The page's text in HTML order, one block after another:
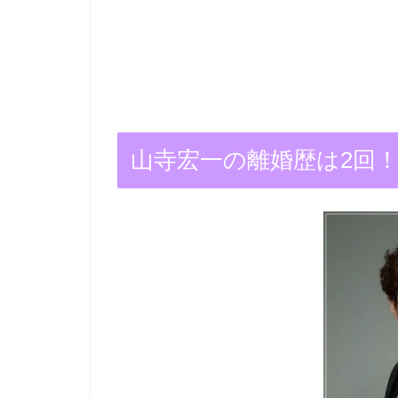
山寺宏一の離婚歴は2回！